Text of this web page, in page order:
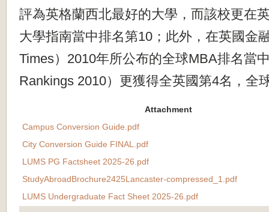
評為英格蘭西北最好的大學，而該校更在
大學指南當中排名第10；此外，在英國金
Times）2010年所公布的全球MBA排名當
Rankings 2010）更獲得全英國第4名，全
Attachment
Campus Conversion Guide.pdf
City Conversion Guide FINAL.pdf
LUMS PG Factsheet 2025-26.pdf
StudyAbroadBrochure2425Lancaster-compressed_1.pdf
LUMS Undergraduate Fact Sheet 2025-26.pdf